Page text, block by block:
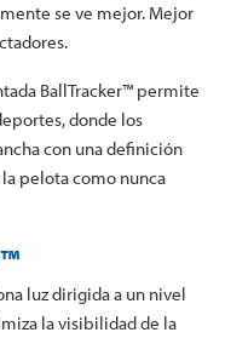
se ve mejor. Mejor
BallTracker™ permite
donde los
con una definición
pelota como nunca
luz dirigida a un nivel
la visibilidad de la